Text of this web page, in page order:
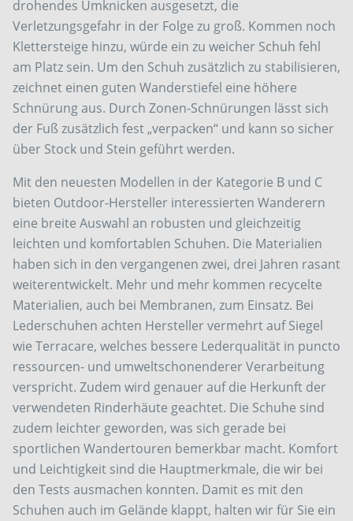
drohendes Umknicken ausgesetzt, die
Verletzungsgefahr in der Folge zu groß. Kommen noch
Klettersteige hinzu, würde ein zu weicher Schuh fehl
am Platz sein. Um den Schuh zusätzlich zu stabilisieren,
zeichnet einen guten Wanderstiefel eine höhere
Schnürung aus. Durch Zonen-Schnürungen lässt sich
der Fuß zusätzlich fest „verpacken“ und kann so sicher
über Stock und Stein geführt werden.
Mit den neuesten Modellen in der Kategorie B und C
bieten Outdoor-Hersteller interessierten Wanderern
eine breite Auswahl an robusten und gleichzeitig
leichten und komfortablen Schuhen. Die Materialien
haben sich in den vergangenen zwei, drei Jahren rasant
weiterentwickelt. Mehr und mehr kommen recycelte
Materialien, auch bei Membranen, zum Einsatz. Bei
Lederschuhen achten Hersteller vermehrt auf Siegel
wie Terracare, welches bessere Lederqualität in puncto
ressourcen- und umweltschonenderer Verarbeitung
verspricht. Zudem wird genauer auf die Herkunft der
verwendeten Rinderhäute geachtet. Die Schuhe sind
zudem leichter geworden, was sich gerade bei
sportlichen Wandertouren bemerkbar macht. Komfort
und Leichtigkeit sind die Hauptmerkmale, die wir bei
den Tests ausmachen konnten. Damit es mit den
Schuhen auch im Gelände klappt, halten wir für Sie ein